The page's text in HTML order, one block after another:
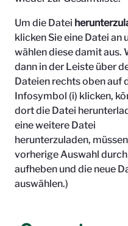
Um die Datei
klicken Sie eine Datei an
wählen diese damit aus.
dann in der Leiste über
Dateien rechts oben auf
Infosymbol (i) klicken,
dort die Datei
eine weitere Datei
herunterzuladen,
vorherige Auswahl
aufheben und die neue
auswählen.)